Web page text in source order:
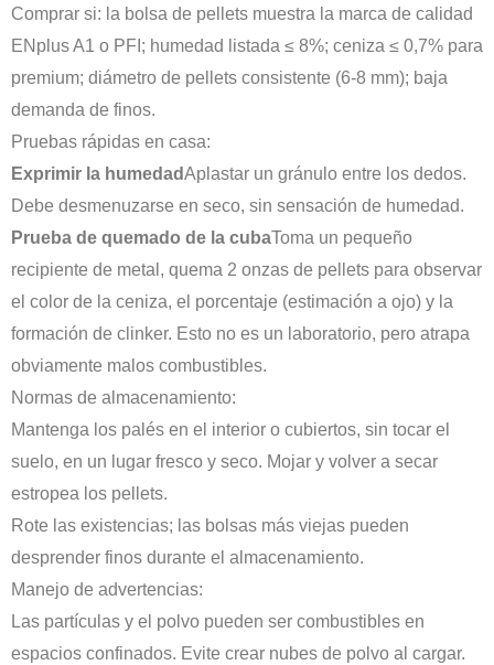
Comprar si: la bolsa de pellets muestra la marca de calidad
ENplus A1 o PFI; humedad listada ≤ 8%; ceniza ≤ 0,7% para
premium; diámetro de pellets consistente (6-8 mm); baja
demanda de finos.
Pruebas rápidas en casa:
Exprimir la humedadAplastar un gránulo entre los dedos.
Debe desmenuzarse en seco, sin sensación de humedad.
Prueba de quemado de la cubaToma un pequeño
recipiente de metal, quema 2 onzas de pellets para observar
el color de la ceniza, el porcentaje (estimación a ojo) y la
formación de clinker. Esto no es un laboratorio, pero atrapa
obviamente malos combustibles.
Normas de almacenamiento:
Mantenga los palés en el interior o cubiertos, sin tocar el
suelo, en un lugar fresco y seco. Mojar y volver a secar
estropea los pellets.
Rote las existencias; las bolsas más viejas pueden
desprender finos durante el almacenamiento.
Manejo de advertencias:
Las partículas y el polvo pueden ser combustibles en
espacios confinados. Evite crear nubes de polvo al cargar.